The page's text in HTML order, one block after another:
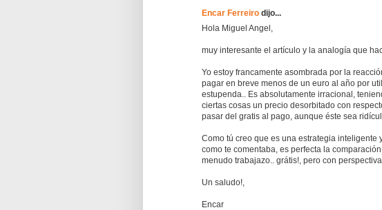
Encar Ferreiro dijo...
Hola Miguel Angel,
muy interesante el artículo y la analogía que
Yo estoy francamente asombrada por la
pagar en breve menos de un euro al año por
estupenda.. Es absolutamente irracional,
ciertas cosas un precio desorbitado con
pasar del gratis al pago, aunque éste sea
Como tú creo que es una estrategia inteligente
como te comentaba, es perfecta la
menudo trabajazo.. grátis!, pero con
Un saludo!,
Encar